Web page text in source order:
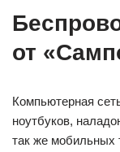
от
Компьютерная
ноутбуков,
так же мобильных